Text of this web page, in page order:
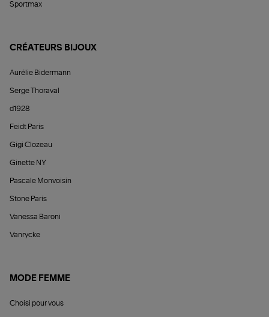
Sportmax
CRÉATEURS BIJOUX
Aurélie Bidermann
Serge Thoraval
d1928
Feidt Paris
Gigi Clozeau
Ginette NY
Pascale Monvoisin
Stone Paris
Vanessa Baroni
Vanrycke
MODE FEMME
Choisi pour vous